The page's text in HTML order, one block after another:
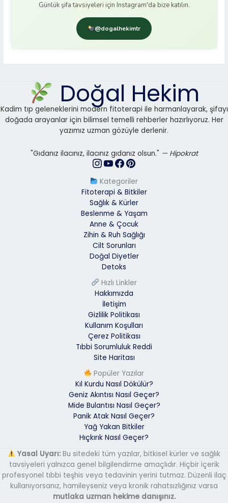
Günlük şifa tavsiyeleri için Instagram'da bize katılın.
@dogalhekimtr
Doğal Hekim
Kadim tıp geleneklerini modern fitoterapi ile harmanlayarak, şifayı
doğada arayanlar için bilimsel temelli rehberler hazırlıyoruz. Her
yazımız uzman gözüyle derlenir.
"Gıdanız ilacınız, ilacınız gıdanız olsun." — Hipokrat
Kategoriler
Fitoterapi & Bitkiler
Sağlık & Kürler
Beslenme & Yaşam
Anne & Çocuk
Zihin & Ruh Sağlığı
Cilt Sorunları
Doğal Diyetler
Detoks
Hızlı Linkler
Hakkımızda
İletişim
Gizlilik Politikası
Kullanım Koşulları
Çerez Politikası
Tıbbi Sorumluluk Reddi
Site Haritası
Popüler Yazılar
Kıl Kurdu Nasıl Dökülür?
Geniz Akıntısı Nasıl Geçer?
Mide Bulantısı Nasıl Geçer?
Panik Atak Nasıl Geçer?
Yağ Yakan Bitkiler
Hıçkırık Nasıl Geçer?
Yasal Uyarı: Bu sitedeki tüm yazılar, bitkisel kürler ve sağlık
tavsiyeleri yalnızca genel bilgilendirme amaçlıdır. Hiçbir içerik
profesyonel tıbbi teşhis veya tedavinin yerini tutmaz. Düzenli ilaç
kullanıyorsanız, hamileyseniz veya kronik rahatsızlığınız varsa
mutlaka uzman hekime danışınız.